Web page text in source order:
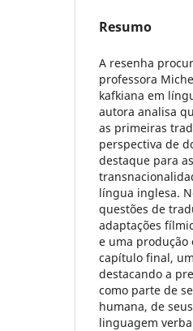
Resumo
A resenha
professora
kafkiana em
autora analisa
as primeiras
perspectiva de
destaque para
língua inglesa.
questões de
adaptações
e uma produção
capítulo final,
destacando a
como parte de
humana, de
linguagem